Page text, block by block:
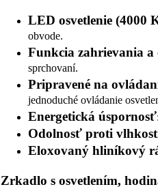
LED osvetlenie (4000
obvode.
Funkcia zahrievania
sprchovaní.
Pripravené na
jednoduché ovládanie
Energetická úspornosť
Odolnosť proti
Eloxovaný hliníkový
Zrkadlo s osvetlením,